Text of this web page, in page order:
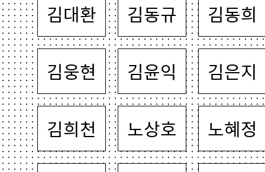
김대환 김동규 김동희
김웅현 김윤익 김은지
김희천 노상호 노혜정